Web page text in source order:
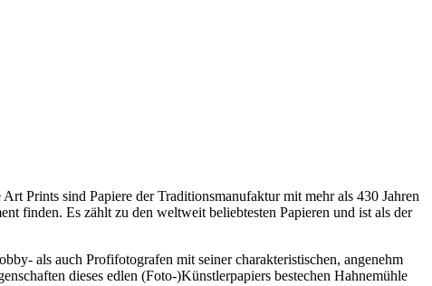
Prints sind Papiere der Traditionsmanufaktur mit mehr als 430 Jahren
finden. Es zählt zu den weltweit beliebtesten Papieren und ist als der
als auch Profifotografen mit seiner charakteristischen, angenehm
dieses edlen (Foto-)Künstlerpapiers bestechen Hahnemühle